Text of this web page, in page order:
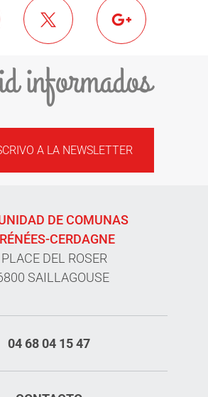
informados
A LA NEWSLETTER
DE COMUNAS
CERDAGNE
DEL ROSER
SAILLAGOUSE
04 68 04 15 47